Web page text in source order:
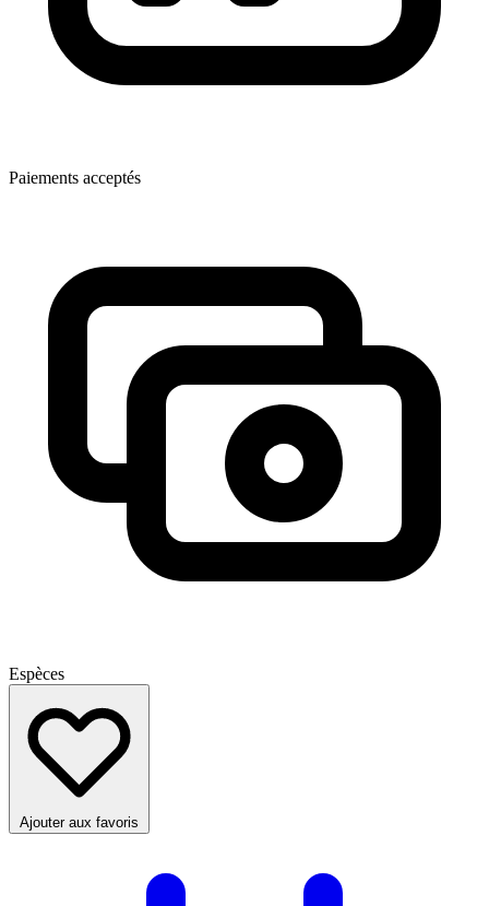
Paiements acceptés
Espèces
Ajouter aux favoris